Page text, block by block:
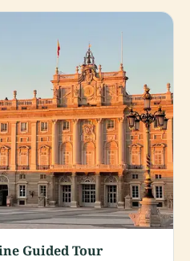
Guided Tour